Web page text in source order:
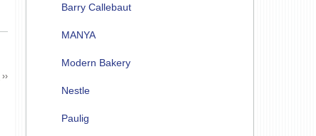
Barry Callebaut
MANYA
Modern Bakery
Nestle
Paulig
››